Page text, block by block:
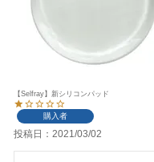
【Selfray】新シリコンパッド
購入者
投稿日 2021/03/02